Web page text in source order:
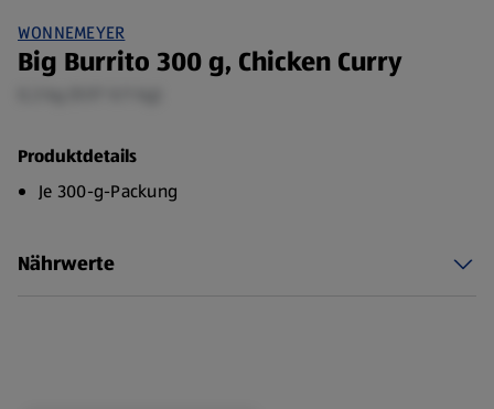
WONNEMEYER
Big Burrito 300 g, Chicken Curry
Produktdetails
Je 300-g-Packung
Nährwerte